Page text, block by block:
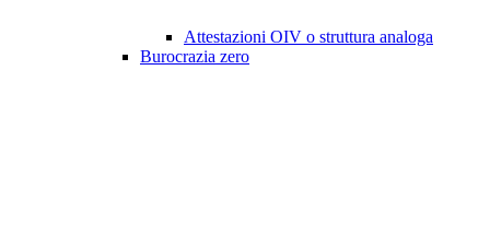
Attestazioni OIV o struttura analoga
Burocrazia zero